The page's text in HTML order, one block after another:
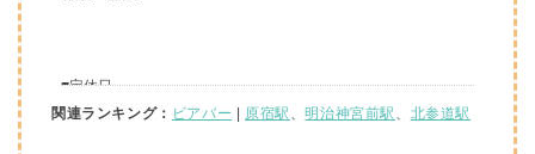
関連ランキング： ビアバー 原宿駅 、明治神宮前駅 、 北参道駅